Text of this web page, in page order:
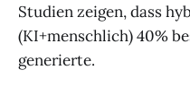
Studien zeigen, dass
(KI+menschlich) 40%
generierte.